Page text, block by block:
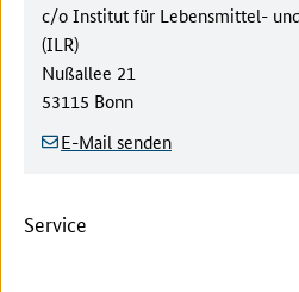
Behörde:
c/o Institut für Lebensmittel-
(ILR)
Straße/Hausnummer:
Nußallee 21
Postleitzahl/Ort:
53115 Bonn
E-Mail senden
Service